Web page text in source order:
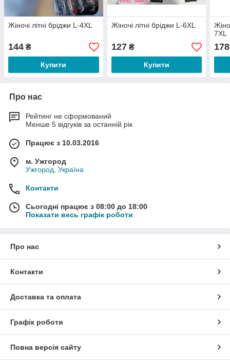
Жіночі літні бріджи L-4XL
144 ₴
Купити
Жіночі літні бріджи L-6XL
127₴
Купити
7XL
178
Про нас
Рейтинг не сформований
Менше 5 відгуків за останній рік
Працює з 10.03.2016
м. Ужгород
Ужгород, Україна
Контакти
Сьогодні працює з 08:00 до 18:00
Показати весь графік роботи
Про нас
Контакти
Доставка та оплата
Графік роботи
Повна версія сайту